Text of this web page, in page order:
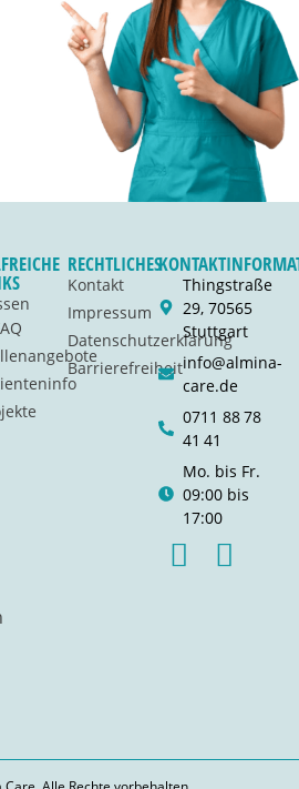
RECHTLICHES
Kontakt
Impressum
Datenschutzerklärung
Barrierefreiheit
Thingstraße
29, 70565
Stuttgart
info@almina-
care.de
0711 88 78
41 41
Mo. bis Fr.
09:00 bis
17:00